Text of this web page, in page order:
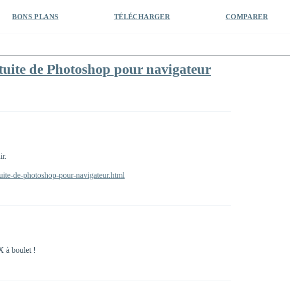
BONS PLANS TÉLÉCHARGER COMPARER
de Photoshop pour navigateur
de-photoshop-pour-navigateur.html
à boulet !